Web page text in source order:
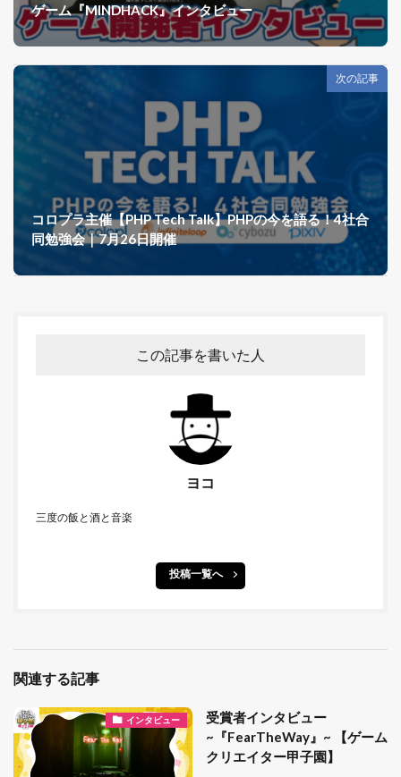
ゲーム『MINDHACK』インタビュー
次の記事
コロプラ主催【PHP Tech Talk】PHPの今を語る！4社合
同勉強会｜7月26日開催
この記事を書いた人
ヨコ
三度の飯と酒と音楽
投稿一覧へ
関連する記事
インタビュー
受賞者インタビュー
~『FearTheWay』~ 【ゲーム
クリエイター甲子園】